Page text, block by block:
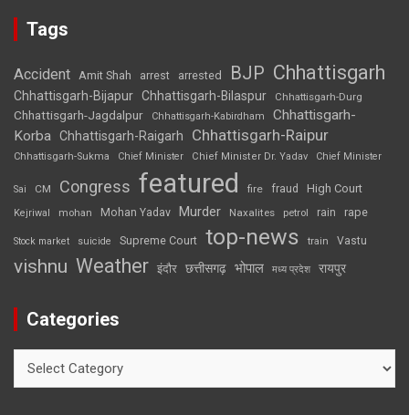
Tags
Accident Amit Shah arrest arrested BJP Chhattisgarh
Chhattisgarh-Bijapur Chhattisgarh-Bilaspur Chhattisgarh-Durg
Chhattisgarh-Jagdalpur Chhattisgarh-Kabirdham
Chhattisgarh-
Korba Chhattisgarh-Raigarh Chhattisgarh-Raipur
Chhattisgarh-Sukma Chief Minister Chief Minister Dr. Yadav Chief Minister
Sai CM Congress featured fire fraud High Court
Kejriwal mohan Mohan Yadav Murder Naxalites petrol rain rape
Stock market suicide Supreme Court top-news train Vastu
vishnu Weather इंदौर छत्तीसगढ़ भोपाल मध्य प्रदेश रायपुर
Categories